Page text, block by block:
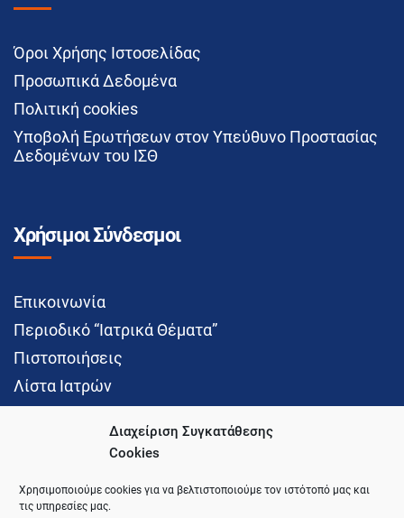
Διαχείριση Συγκατάθεσης
Cookies
Χρησιμοποιούμε cookies για να βελτιστοποιούμε τον ιστότοπό μας και
τις υπηρεσίες μας.
Όροι Χρήσης Ιστοσελίδας
Προσωπικά Δεδομένα
Πολιτική cookies
Υποβολή Ερωτήσεων στον Υπεύθυνο Προστασίας
Δεδομένων του ΙΣΘ
Χρήσιμοι Σύνδεσμοι
Επικοινωνία
Περιοδικό “Ιατρικά Θέματα”
Πιστοποιήσεις
Λίστα Ιατρών
Social Media